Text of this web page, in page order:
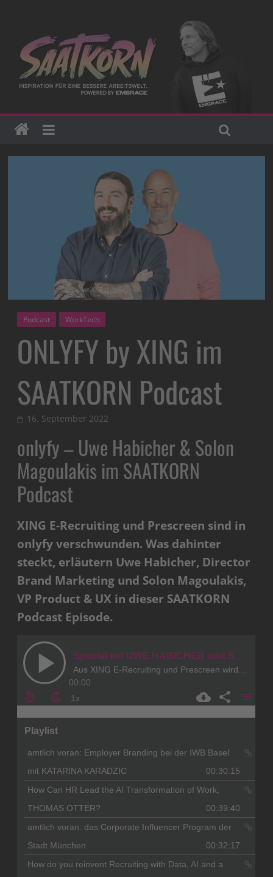
Podcast WorkTech
ONLYFY by XING im
SAATKORN Podcast
16. September 2022
onlyfy – Uwe Habicher & Solon
Magoulakis im SAATKORN
Podcast
XING E-Recruiting und Prescreen sind in
onlyfy verschwunden. Was dahinter
steckt, erläutern Uwe Habicher, Director
Brand Marketing und Solon Magoulakis,
VP Product & UX in dieser SAATKORN
Podcast Episode.